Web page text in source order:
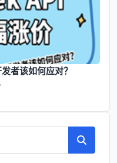
者该如何应对？